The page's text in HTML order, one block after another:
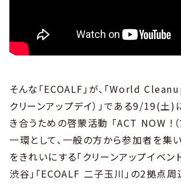
そんな「ECOALF」が、「World
クリーンアップデイ）」である9/19(土)
き合うための啓蒙活動 「ACT NOW !（
一環として、一般の方から参加者を集
をきれいにする「クリーンアップイベン
渋谷」「ECOALF 二子玉川」の2拠点周